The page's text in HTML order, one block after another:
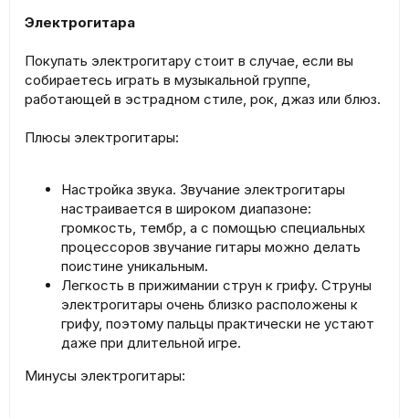
Электрогитара
Покупать электрогитару стоит в случае, если вы
собираетесь играть в музыкальной группе,
работающей в эстрадном стиле, рок, джаз или блюз.
Плюсы электрогитары:
Настройка звука. Звучание электрогитары
настраивается в широком диапазоне:
громкость, тембр, а с помощью специальных
процессоров звучание гитары можно делать
поистине уникальным.
Легкость в прижимании струн к грифу. Струны
электрогитары очень близко расположены к
грифу, поэтому пальцы практически не устают
даже при длительной игре.
Минусы электрогитары: